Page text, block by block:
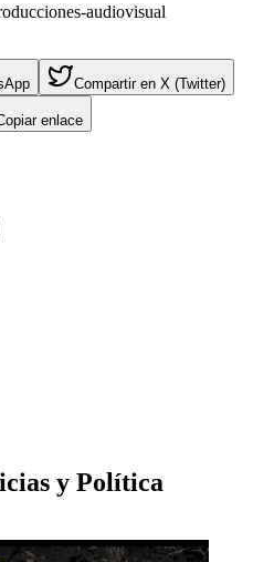
audiovisual
Compartir en X (Twitter)
enlace
y Política